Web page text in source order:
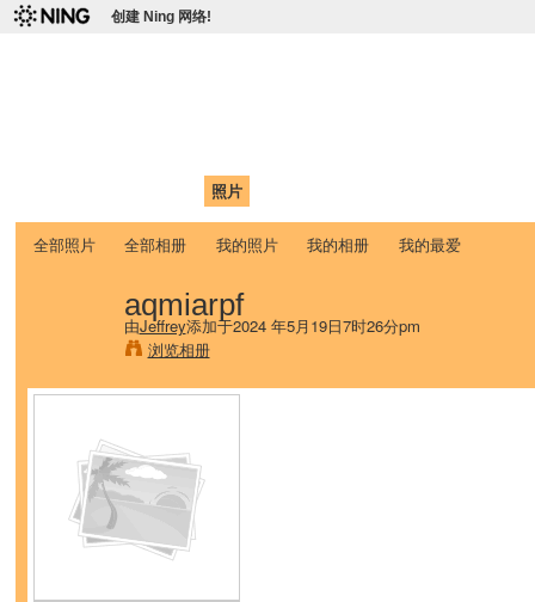
创建 Ning 网络!
照片
全部照片 全部相册 我的照片 我的相册 我的最爱
aqmiarpf
由Jeffrey添加于2024 年5月19日7时26分pm
浏览相册